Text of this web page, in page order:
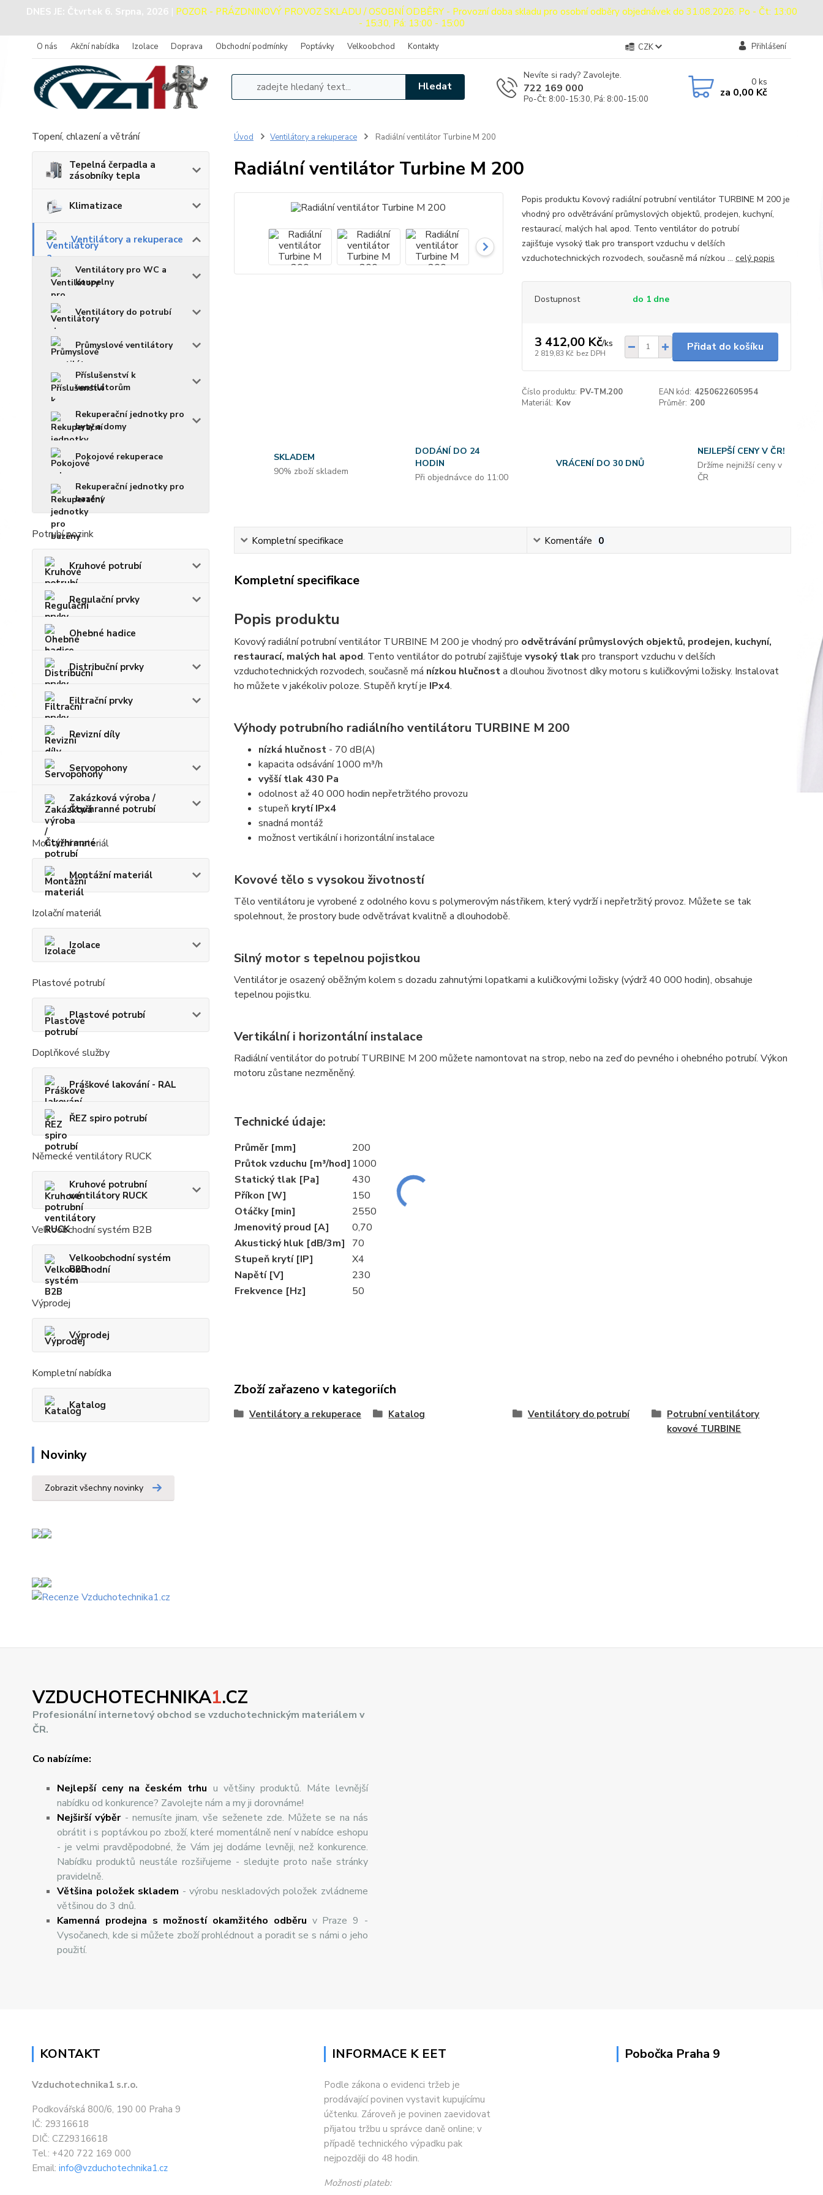
DNES JE: Čtvrtek 6. Srpna, 2026 | POZOR - PRÁZDNINOVÝ PROVOZ SKLADU / OSOBNÍ ODBĚRY - Provozní doba skladu pro osobní odběry objednávek do 31.08.2026: Po - Čt: 13:00
- 15:30, Pá: 13:00 - 15:00
O nás Akční nabídka Izolace Doprava Obchodní podmínky Poptávky Velkoobchod Kontakty CZK Přihlášení
Hledat
Nevíte si rady? Zavolejte.
722 169 000
Po-Čt: 8:00-15:30, Pá: 8:00-15:00
0ks
za 0,00 Kč
Topení, chlazení a větrání
Tepelná čerpadla a
zásobníky tepla
Klimatizace
Ventilátory a rekuperace
Ventilátory pro WC a
koupelny
Ventilátory do potrubí
Průmyslové ventilátory
Příslušenství k
ventilátorům
Rekuperační jednotky pro
byty a domy
Pokojové rekuperace
Rekuperační jednotky pro
bazény
Potrubí pozink
Kruhové potrubí
Regulační prvky
Ohebné hadice
Distribuční prvky
Filtrační prvky
Revizní díly
Servopohony
Zakázková výroba /
Čtyřhranné potrubí
Montážní materiál
Montážní materiál
Izolační materiál
Izolace
Plastové potrubí
Plastové potrubí
Doplňkové služby
Práškové lakování - RAL
ŘEZ spiro potrubí
Německé ventilátory RUCK
Kruhové potrubní
ventilátory RUCK
Velkoobchodní systém B2B
Velkoobchodní systém
B2B
Výprodej
Výprodej
Kompletní nabídka
Katalog
Novinky
Zobrazit všechny novinky
Úvod Ventilátory a rekuperace Radiální ventilátor Turbine M 200
Radiální ventilátor Turbine M 200
Popis produktu Kovový radiální potrubní ventilátor TURBINE M 200 je
vhodný pro odvětrávání průmyslových objektů, prodejen, kuchyní,
restaurací, malých hal apod. Tento ventilátor do potrubí
zajišťuje vysoký tlak pro transport vzduchu v delších
vzduchotechnických rozvodech, současně má nízkou ... celý popis
Dostupnost do 1 dne
3 412,00 Kč/ks
2 819,83 Kč bez DPH
Přidat do košíku
Číslo produktu: PV-TM.200 EAN kód: 4250622605954
Materiál: Kov Průměr: 200
SKLADEM
90% zboží skladem
DODÁNÍ DO 24
HODIN
Při objednávce do 11:00
VRÁCENÍ DO 30 DNŮ
NEJLEPŠÍ CENY V ČR!
Držíme nejnižší ceny v
ČR
Kompletní specifikace Komentáře 0
Kompletní specifikace
Popis produktu
Kovový radiální potrubní ventilátor TURBINE M 200 je vhodný pro odvětrávání průmyslových objektů, prodejen, kuchyní,
restaurací, malých hal apod. Tento ventilátor do potrubí zajišťuje vysoký tlakpro transport vzduchu v delších
vzduchotechnických rozvodech, současně má nízkou hlučnosta dlouhou životnost díky motoru s kuličkovými ložisky. Instalovat
ho můžete v jakékoliv poloze. Stupěň krytí je IPx4.
Výhody potrubního radiálního ventilátoru TURBINE M 200
nízká hlučnost- 70 dB(A)
kapacita odsávání 1000 m³/h
vyšší tlak 430 Pa
odolnost až 40 000 hodin nepřetržitého provozu
stupeň krytí IPx4
snadná montáž
možnost vertikální i horizontální instalace
Kovové tělo s vysokou životností
Tělo ventilátoru je vyrobené z odolného kovu s polymerovým nástřikem, který vydrží i nepřetržitý provoz. Můžete se tak
spolehnout, že prostory bude odvětrávat kvalitně a dlouhodobě.
Silný motor s tepelnou pojistkou
Ventilátor je osazený oběžným kolem s dozadu zahnutými lopatkami a kuličkovými ložisky (výdrž 40 000 hodin), obsahuje
tepelnou pojistku.
Vertikální i horizontální instalace
Radiální ventilátor do potrubí TURBINE M 200 můžete namontovat na strop, nebo na zeď do pevného i ohebného potrubí. Výkon
motoru zůstane nezměněný.
Technické údaje:
Průměr [mm]
200
Průtok vzduchu [m³/hod] 1000
Statický tlak [Pa]
430
Příkon [W]
150
Otáčky [min]
2550
Jmenovitý proud [A]
0,70
Akustický hluk [dB/3m]
70
Stupeň krytí [IP]
X4
Napětí [V]
230
Frekvence [Hz]
50
Zboží zařazeno v kategoriích
Ventilátory a rekuperace Katalog Ventilátory do potrubí
Potrubní ventilátory
kovové TURBINE
VZDUCHOTECHNIKA1.CZ
Profesionální internetový obchod se vzduchotechnickým materiálem v
ČR.
Co nabízíme:
Nejlepší ceny na českém trhu u většiny produktů. Máte levnější
nabídku od konkurence? Zavolejte nám a my ji dorovnáme!
Nejširšívýběr- nemusíte jinam, vše seženete zde. Můžete se na nás
obrátit i s poptávkou po zboží, které momentálně není v nabídce eshopu
- je velmi pravděpodobné, že Vám jej dodáme levněji, než konkurence.
Nabídku produktů neustále rozšiřujeme - sledujte proto naše stránky
pravidelně.
Většina položek skladem - výrobu neskladových položek zvládneme
většinou do 3 dnů.
Kamenná prodejna s možností okamžitého odběru v Praze 9 -
Vysočanech, kde si můžete zboží prohlédnout a poradit se s námi o jeho
použití.
KONTAKT
Vzduchotechnika1 s.r.o.
Podkovářská 800/6, 190 00 Praha 9
IČ: 29316618
DIČ: CZ29316618
Tel.: +420 722 169 000
Email: info@vzduchotechnika1.cz
INFORMACE K EET
Podle zákona o evidenci tržeb je
prodávající povinen vystavit kupujícímu
účtenku. Zároveň je povinen zaevidovat
přijatou tržbu u správce daně online; v
případě technického výpadku pak
nejpozději do 48 hodin.
Možnosti plateb:
Pobočka Praha 9